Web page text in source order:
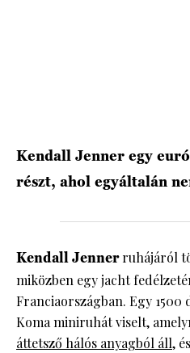
Kendall Jenner egy
részt, ahol egyáltalán
Kendall Jennerruhájáról
miközben egy jacht
Franciaországban. Egy 1500
Koma miniruhát viselt,
áttetsző hálós anyagból áll,